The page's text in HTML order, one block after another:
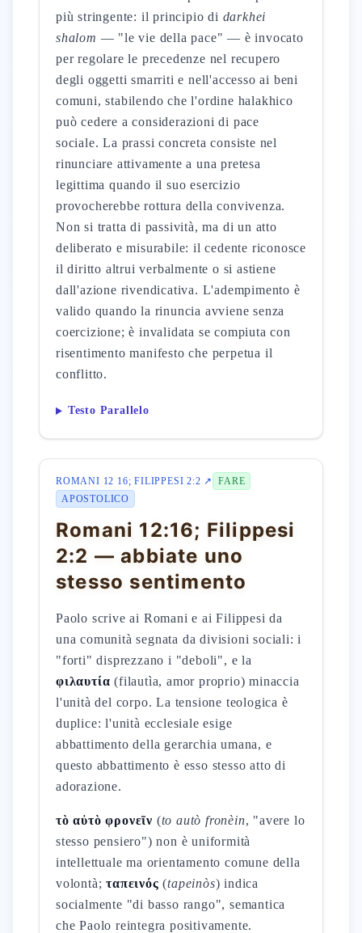
più stringente: il principio di darkhei
shalom — "le vie della pace" — è invocato
per regolare le precedenze nel recupero
degli oggetti smarriti e nell'accesso ai beni
comuni, stabilendo che l'ordine halakhico
può cedere a considerazioni di pace
sociale. La prassi concreta consiste nel
rinunciare attivamente a una pretesa
legittima quando il suo esercizio
provocherebbe rottura della convivenza.
Non si tratta di passività, ma di un atto
deliberato e misurabile: il cedente riconosce
il diritto altrui verbalmente o si astiene
dall'azione rivendicativa. L'adempimento è
valido quando la rinuncia avviene senza
coercizione; è invalidata se compiuta con
risentimento manifesto che perpetua il
conflitto.
Testo Parallelo
ROMANI 12 16; FILIPPESI 2:2 ↗
FARE
APOSTOLICO
Romani 12:16; Filippesi
2:2 — abbiate uno
stesso sentimento
Paolo scrive ai Romani e ai Filippesi da
una comunità segnata da divisioni sociali: i
"forti" disprezzano i "deboli", e la
φιλαυτία (filautìa, amor proprio) minaccia
l'unità del corpo. La tensione teologica è
duplice: l'unità ecclesiale esige
abbattimento della gerarchia umana, e
questo abbattimento è esso stesso atto di
adorazione.
τὸ αὐτὸ φρονεῖν (to autò fronèin, "avere lo
stesso pensiero") non è uniformità
intellettuale ma orientamento comune della
volontà;ταπεινός (tapeinòs) indica
socialmente "di basso rango", semantica
che Paolo reintegra positivamente.